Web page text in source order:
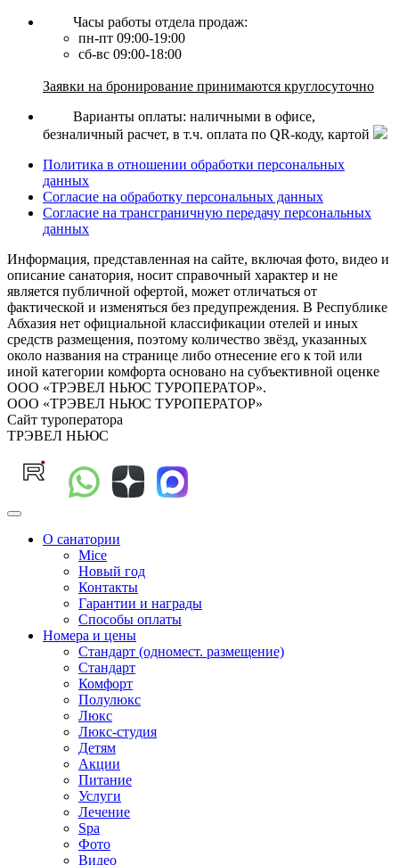
Часы работы отдела продаж:
пн-пт 09:00-19:00
сб-вс 09:00-18:00
Заявки на бронирование принимаются круглосуточно
Варианты оплаты: наличными в офисе,
безналичный расчет, в т.ч. оплата по QR-коду, картой
Политика в отношении обработки персональных
данных
Согласие на обработку персональных данных
Согласие на трансграничную передачу персональных
данных
Информация, представленная на сайте, включая фото, видео и
описание санатория, носит справочный характер и не
является публичной офертой, может отличаться от
фактической и изменяться без предупреждения. В Республике
Абхазия нет официальной классификации отелей и иных
средств размещения, поэтому количество звёзд, указанных
около названия на странице либо отнесение его к той или
иной категории комфорта основано на субъективной оценке
ООО «ТРЭВЕЛ НЬЮС ТУРОПЕРАТОР».
ООО «ТРЭВЕЛ НЬЮС ТУРОПЕРАТОР»
Сайт туроператора
ТРЭВЕЛ НЬЮС
О санатории
Mice
Новый год
Контакты
Гарантии и награды
Способы оплаты
Номера и цены
Стандарт (одномест. размещение)
Стандарт
Комфорт
Полулюкс
Люкс
Люкс-студия
Детям
Акции
Питание
Услуги
Лечение
Spa
Фото
Видео